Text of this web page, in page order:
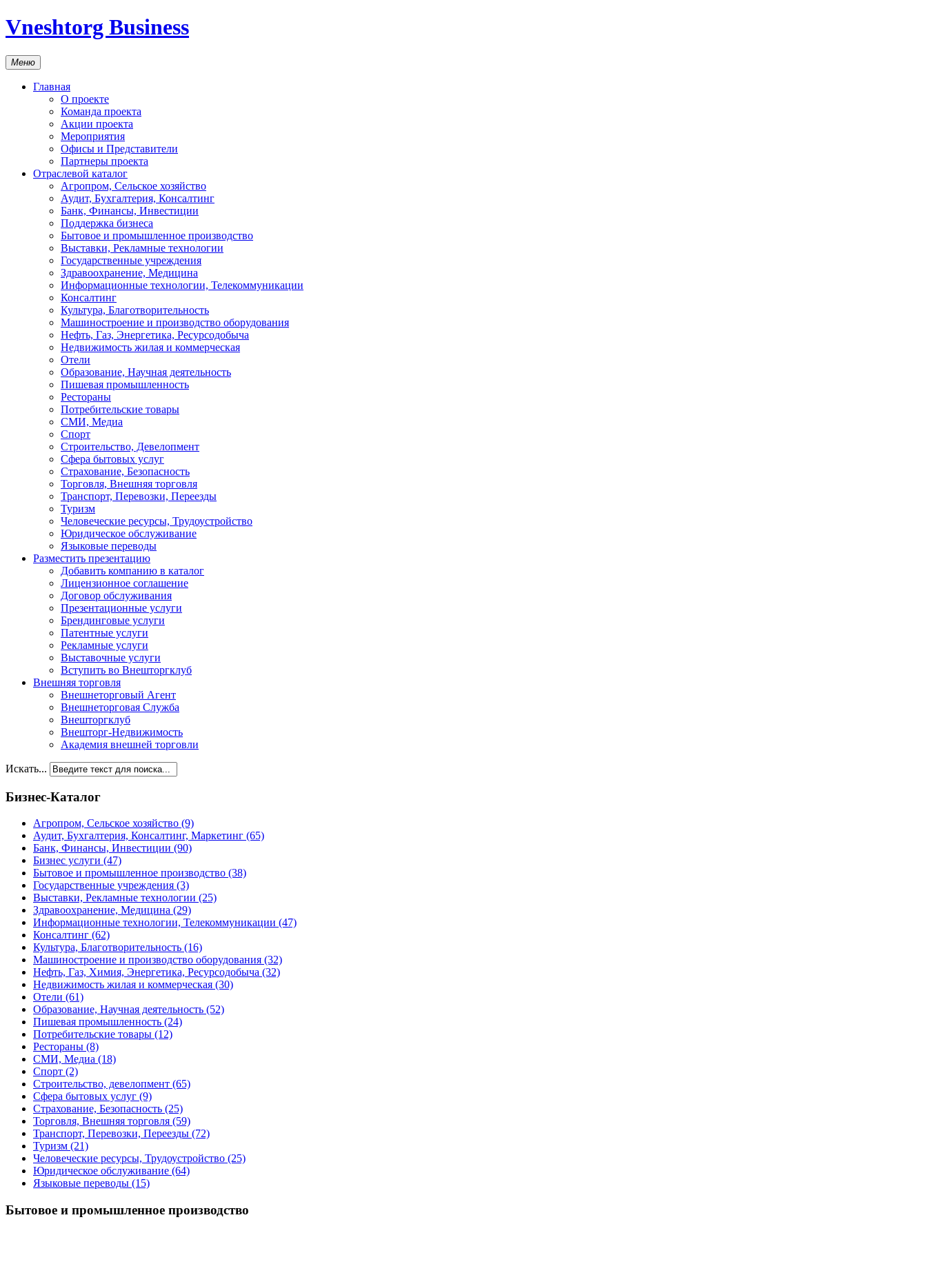
Vneshtorg Business
Меню
Главная
О проекте
Команда проекта
Акции проекта
Мероприятия
Офисы и Представители
Партнеры проекта
Отраслевой каталог
Агропром, Сельское хозяйство
Аудит, Бухгалтерия, Консалтинг
Банк, Финансы, Инвестиции
Поддержка бизнеса
Бытовое и промышленное производство
Выставки, Рекламные технологии
Государственные учреждения
Здравоохранение, Медицина
Информационные технологии, Телекоммуникации
Консалтинг
Культура, Благотворительность
Машиностроение и производство оборудования
Нефть, Газ, Энергетика, Ресурсодобыча
Недвижимость жилая и коммерческая
Отели
Образование, Научная деятельность
Пишевая промышленность
Рестораны
Потребительские товары
СМИ, Медиа
Спорт
Строительство, Девелопмент
Сфера бытовых услуг
Страхование, Безопасность
Торговля, Внешняя торговля
Транспорт, Перевозки, Переезды
Туризм
Человеческие ресурсы, Трудоустройство
Юридическое обслуживание
Языковые переводы
Разместить презентацию
Добавить компанию в каталог
Лицензионное соглашение
Договор обслуживания
Презентационные услуги
Брендинговые услуги
Патентные услуги
Рекламные услуги
Выставочные услуги
Вступить во Внешторгклуб
Внешняя торговля
Внешнеторговый Агент
Внешнеторговая Служба
Внешторгклуб
Внешторг-Недвижимость
Академия внешней торговли
Искать...
Бизнес-Каталог
Агропром, Сельское хозяйство (9)
Аудит, Бухгалтерия, Консалтинг, Маркетинг (65)
Банк, Финансы, Инвестиции (90)
Бизнес услуги (47)
Бытовое и промышленное производство (38)
Государственные учреждения (3)
Выставки, Рекламные технологии (25)
Здравоохранение, Медицина (29)
Информационные технологии, Телекоммуникации (47)
Консалтинг (62)
Культура, Благотворительность (16)
Машиностроение и производство оборудования (32)
Нефть, Газ, Химия, Энергетика, Ресурсодобыча (32)
Недвижимость жилая и коммерческая (30)
Отели (61)
Образование, Научная деятельность (52)
Пишевая промышленность (24)
Потребительские товары (12)
Рестораны (8)
СМИ, Медиа (18)
Спорт (2)
Строительство, девелопмент (65)
Сфера бытовых услуг (9)
Страхование, Безопасность (25)
Торговля, Внешняя торговля (59)
Транспорт, Перевозки, Переезды (72)
Туризм (21)
Человеческие ресурсы, Трудоустройство (25)
Юридическое обслуживание (64)
Языковые переводы (15)
Бытовое и промышленное производство